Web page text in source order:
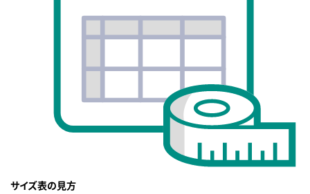
サイズ表の見方